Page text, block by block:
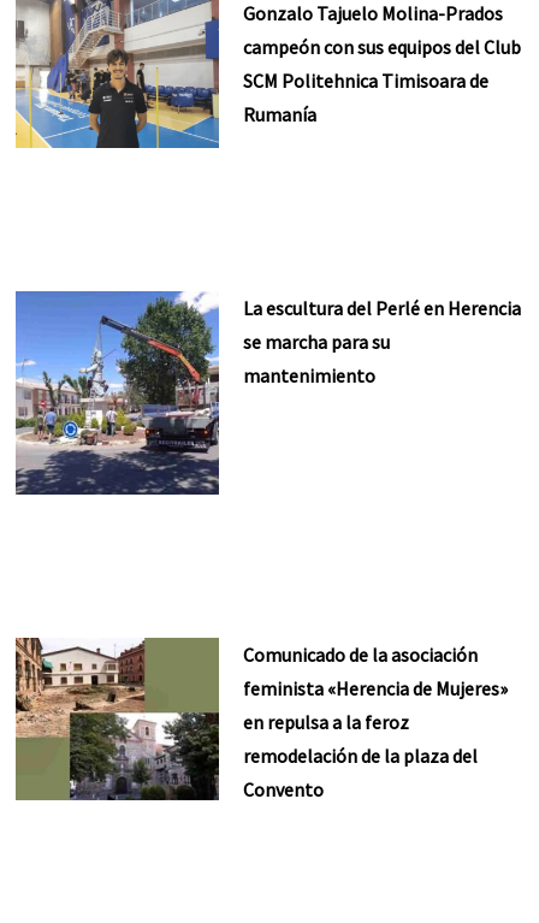
Gonzalo Tajuelo Molina-Prados
campeón con sus equipos del Club
SCM Politehnica Timisoara de
Rumanía
La escultura del Perlé en Herencia
se marcha para su
mantenimiento
Comunicado de la asociación
feminista «Herencia de Mujeres»
en repulsa a la feroz
remodelación de la plaza del
Convento